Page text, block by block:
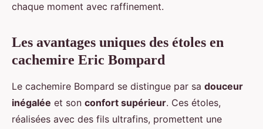
chaque moment avec raffinement.
Les avantages uniques des étoles en
cachemire Eric Bompard
Le cachemire Bompard se distingue par sa douceur
inégalée et son confort supérieur. Ces étoles,
réalisées avec des fils ultrafins, promettent une